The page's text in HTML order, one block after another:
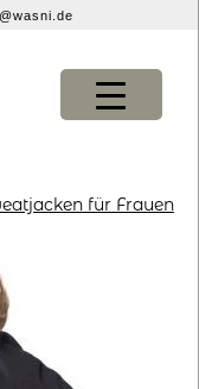
KONFIGURATOR
für Frauen